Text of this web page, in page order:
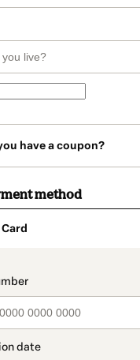
have a coupon?
method
Card